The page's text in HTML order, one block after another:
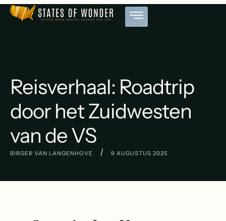
Reisverhaal: Roadtrip
door het Zuidwesten
van de VS
BIRGER VAN LANGENHOVE / 9 AUGUSTUS 2025